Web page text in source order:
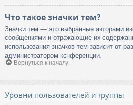
Что такое значки тем?
Значки тем — это выбранные авторами
сообщениями и отражающие их
использования значков тем зависит от
администратором конференции.
Вернуться к началу
Уровни пользователей и группы